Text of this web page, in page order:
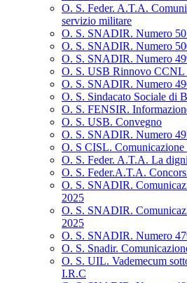
O. S. Feder. A.T.A.
servizio militare
O. S. SNADIR. Numero
O. S. SNADIR. Numero
O. S. SNADIR. Numero
O. S. USB Rinnovo CCNL
O. S. SNADIR. Numero
O. S. Sindacato Sociale di
O. S. FENSIR.
O. S. USB. Convegno
O. S. SNADIR. Numero
O. S CISL.
O. S. Feder. A.T.A. La
O. S. Feder.A.T.A.
O. S. SNADIR.
2025
O. S. SNADIR.
2025
O. S. SNADIR. Numero
O. S. Snadir.
O. S. UIL. Vademecum
I.R.C